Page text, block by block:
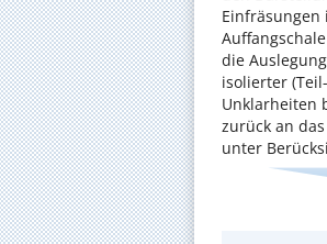
Einfräsungen
die
isolierter
Unklarheiten
zurück an
unter